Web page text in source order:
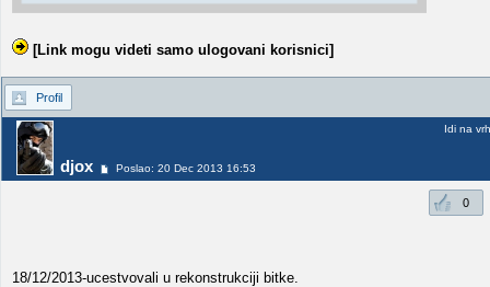
[Link mogu videti samo ulogovani korisnici]
Profil
djox Poslao: 20 Dec 2013 16:53
Idi na vrh
0
18/12/2013-ucestvovali u rekonstrukciji bitke.